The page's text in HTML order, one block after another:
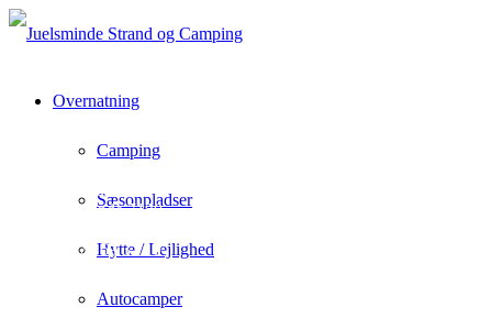
Overnatning
Camping
Sæsonpladser
Hytte / Lejlighed
Autocamper
Rousthøjs Allè 1
Juelsminde 7130
+45 75 69 32 10